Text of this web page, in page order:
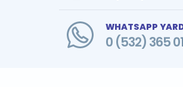
WHATSAPP
0 (532) 365